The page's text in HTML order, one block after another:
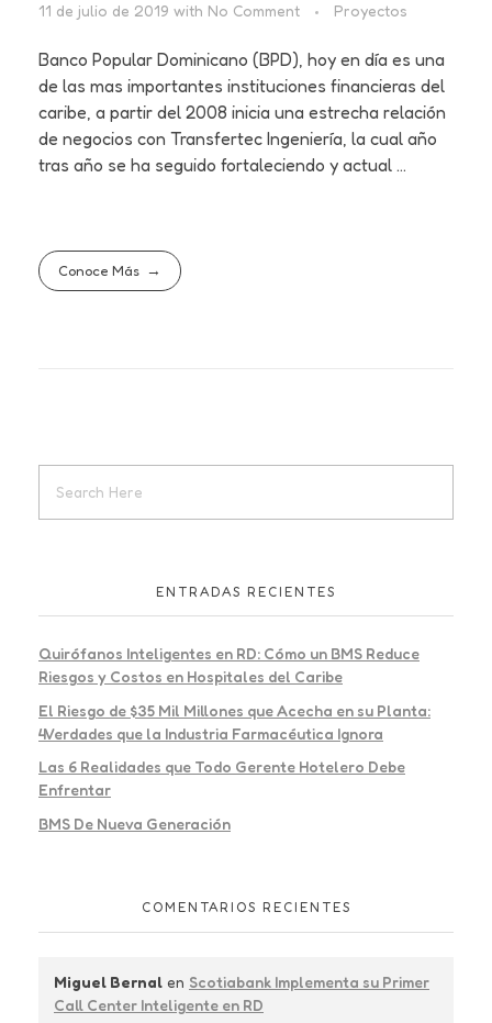
11 de julio de 2019 with No Comment Proyectos
Banco Popular Dominicano (BPD), hoy en día es una
de las mas importantes instituciones financieras del
caribe, a partir del 2008 inicia una estrecha relación
de negocios con Transfertec Ingeniería, la cual año
tras año se ha seguido fortaleciendo y actual ...
Conoce Más
ENTRADAS RECIENTES
Quirófanos Inteligentes en RD: Cómo un BMS Reduce
Riesgos y Costos en Hospitales del Caribe
El Riesgo de $35 Mil Millones que Acecha en su Planta:
4Verdades que la Industria Farmacéutica Ignora
Las 6 Realidades que Todo Gerente Hotelero Debe
Enfrentar
BMS De Nueva Generación
COMENTARIOS RECIENTES
Miguel Bernal en Scotiabank Implementa su Primer
Call Center Inteligente en RD